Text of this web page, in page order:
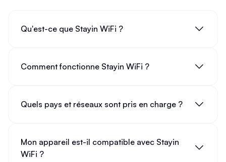
Qu'est-ce que Stayin WiFi ?
Comment fonctionne Stayin WiFi ?
Quels pays et réseaux sont pris en charge ?
Mon appareil est-il compatible avec Stayin
WiFi ?